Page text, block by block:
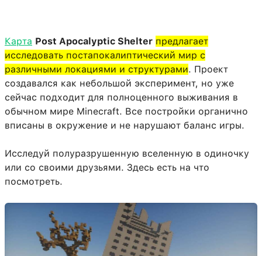
Карта Post Apocalyptic Shelter предлагает
исследовать постапокалиптический мир с
различными локациями и структурами. Проект
создавался как небольшой эксперимент, но уже
сейчас подходит для полноценного выживания в
обычном мире Minecraft. Все постройки органично
вписаны в окружение и не нарушают баланс игры.
Исследуй полуразрушенную вселенную в одиночку
или со своими друзьями. Здесь есть на что
посмотреть.